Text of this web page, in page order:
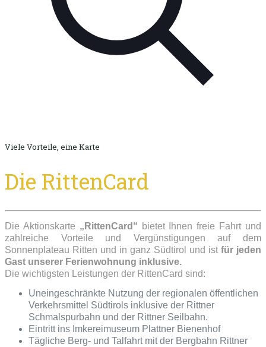
Viele Vorteile, eine Karte
Die RittenCard
Die Aktionskarte „RittenCard“ bietet Ihnen freie Fahrt und
zahlreiche Vorteile und Vergünstigungen auf dem
Sonnenplateau Ritten und in ganz Südtirol und ist für jeden
Gast unserer Ferienwohnung inklusive.
Die wichtigsten Leistungen der RittenCard sind:
Uneingeschränkte Nutzung der regionalen öffentlichen
Verkehrsmittel Südtirols inklusive der Rittner
Schmalspurbahn und der Rittner Seilbahn.
Eintritt ins Imkereimuseum Plattner Bienenhof
Tägliche Berg- und Talfahrt mit der Bergbahn Rittner